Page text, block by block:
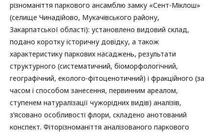
різноманіття паркового ансамблю замку «Сент-Міклош»
(селище Чинадійово, Мукачівського району,
Закарпатської області): установлено видовий склад,
подано коротку історичну довідку, а також
характеристику паркових насаджень, результати
структурного (систематичний, біоморфологічний,
географічний, еколого-фітоценотичний) і фракційного (за
часом і способом занесення, первинним ареалом,
ступенем натуралізації чужорідних видів) аналізів,
з’ясовано особливості флори, складено анотований
конспект. Фіторізноманіття аналізованого паркового